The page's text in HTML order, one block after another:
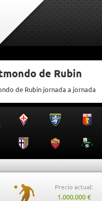
de Rubin
de Rubin jornada a jornada
Precio actual:
1.000.000 €